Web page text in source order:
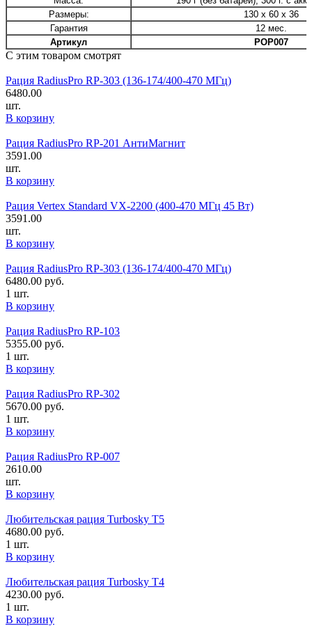
Размеры:
130 х 60 х 36
Гарантия
12 мес.
Артикул
РОР007
С этим товаром смотрят
Рация RadiusPro RP-303 (136-174/400-470 МГц)
6480.00
шт.
В корзину
Рация RadiusPro RP-201 АнтиМагнит
3591.00
шт.
В корзину
Рация Vertex Standard VX-2200 (400-470 МГц 45 Вт)
3591.00
шт.
В корзину
Рация RadiusPro RP-303 (136-174/400-470 МГц)
6480.00 руб.
1 шт.
В корзину
Рация RadiusPro RP-103
5355.00 руб.
1 шт.
В корзину
Рация RadiusPro RP-302
5670.00 руб.
1 шт.
В корзину
Рация RadiusPro RP-007
2610.00
шт.
В корзину
Любительская рация Turbosky T5
4680.00 руб.
1 шт.
В корзину
Любительская рация Turbosky T4
4230.00 руб.
1 шт.
В корзину